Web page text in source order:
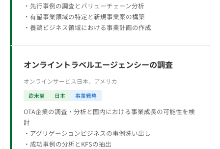
・先行事例の調査とバリューチェーン分析
・有望事業領域の特定と新規事業案の構築
・養鶏ビジネス領域における事業計画の作成
オンライントラベルエージェンシーの調査
オンラインサービス 日本、アメリカ
欧米豪 日本 事業戦略
OTA企業の調査・分析と国内における事業成長の可能性を検
討
・アグリゲーションビジネスの事例洗い出し
・成功事例の分析とKFSの抽出